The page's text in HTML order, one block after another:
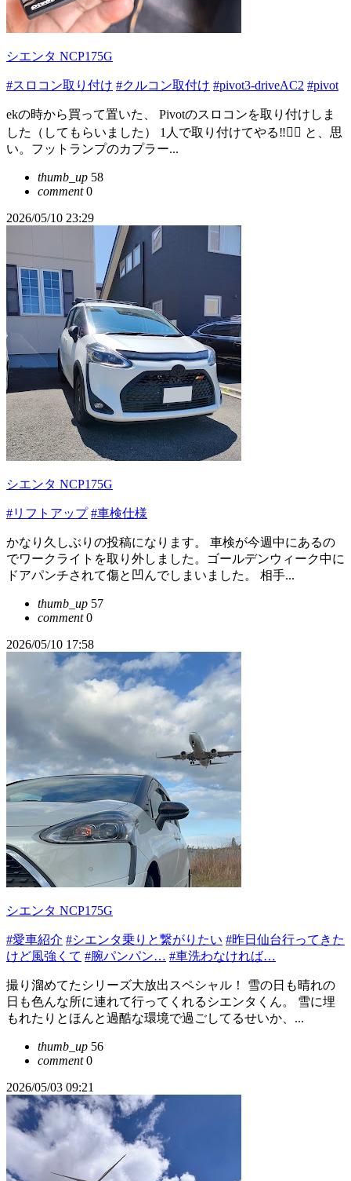
シエンタ NCP175G
#スロコン取り付け #クルコン取付け #pivot3-driveAC2 #pivot
ekの時から買って置いた、 Pivotのスロコンを取り付けしま
した（してもらいました） 1人で取り付けてやる‼︎❤️‍🔥 と、思
い。フットランプのカプラー...
thumb_up 58
comment0
2026/05/10 23:29
シエンタ NCP175G
#リフトアップ #車検仕様
かなり久しぶりの投稿になります。 車検が今週中にあるの
でワークライトを取り外しました。ゴールデンウィーク中に
ドアパンチされて傷と凹んでしまいました。 相手...
thumb_up 57
comment0
2026/05/10 17:58
シエンタ NCP175G
#愛車紹介 #シエンタ乗りと繋がりたい #昨日仙台行ってきた
けど風強くて #腕パンパン… #車洗わなければ…
撮り溜めてたシリーズ大放出スペシャル！ 雪の日も晴れの
日も色んな所に連れて行ってくれるシエンタくん。 雪に埋
もれたりとほんと過酷な環境で過ごしてるせいか、...
thumb_up 56
comment0
2026/05/03 09:21